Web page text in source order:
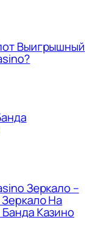
Выигрышный
Зеркало –
На
Казино